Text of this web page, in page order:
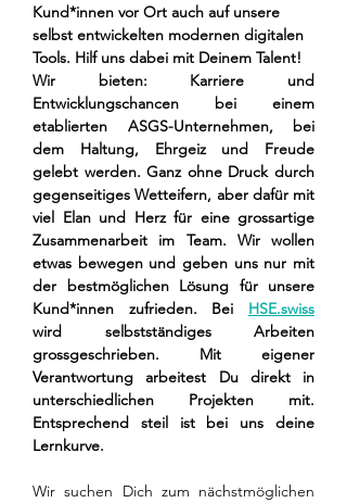
Kund*innen vor Ort auch auf unsere
selbst entwickelten modernen digitalen
Tools. Hilf uns dabei mit Deinem Talent!
Wir bieten: Karriere und
Entwicklungschancen bei einem
etablierten ASGS-Unternehmen, bei
dem Haltung, Ehrgeiz und Freude
gelebt werden. Ganz ohne Druck durch
gegenseitiges Wetteifern, aber dafür mit
viel Elan und Herz für eine grossartige
Zusammenarbeit im Team. Wir wollen
etwas bewegen und geben uns nur mit
der bestmöglichen Lösung für unsere
Kund*innen zufrieden. Bei HSE.swiss
wird selbstständiges Arbeiten
grossgeschrieben. Mit eigener
Verantwortung arbeitest Du direkt in
unterschiedlichen Projekten mit.
Entsprechend steil ist bei uns deine
Lernkurve.
Wir suchen Dich zum nächstmöglichen